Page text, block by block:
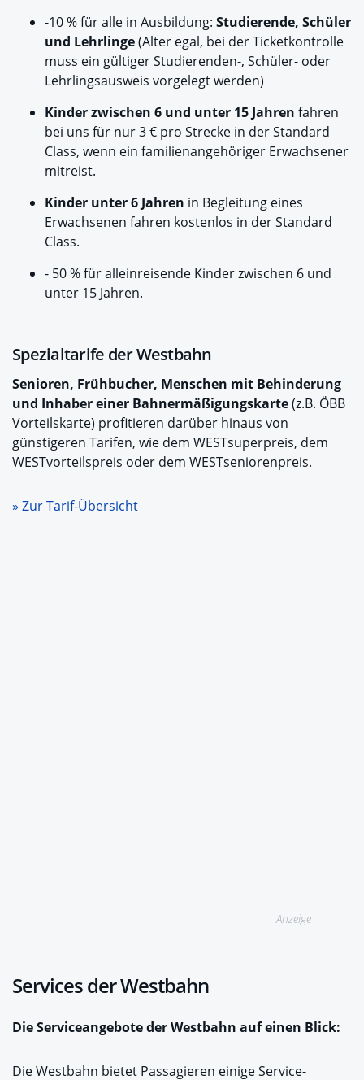
-10 % für alle in Ausbildung: Studierende, Schüler
und Lehrlinge(Alter egal, bei der Ticketkontrolle
muss ein gültiger Studierenden-, Schüler- oder
Lehrlingsausweis vorgelegt werden)
Kinder zwischen 6 und unter 15 Jahren fahren
bei uns für nur 3 € pro Strecke in der Standard
Class, wenn ein familienangehöriger Erwachsener
mitreist.
Kinder unter 6 Jahren in Begleitung eines
Erwachsenen fahren kostenlos in der Standard
Class.
- 50 % für alleinreisende Kinder zwischen 6 und
unter 15 Jahren.
Spezialtarife der Westbahn
Senioren, Frühbucher, Menschen mit Behinderung
und Inhaber einer Bahnermäßigungskarte(z.B. ÖBB
Vorteilskarte) profitieren darüber hinaus von
günstigeren Tarifen, wie dem WESTsuperpreis, dem
WESTvorteilspreis oder dem WESTseniorenpreis.
» Zur Tarif-Übersicht
Anzeige
Services der Westbahn
Die Serviceangebote der Westbahn auf einen Blick:
Die Westbahn bietet Passagieren einige Service-